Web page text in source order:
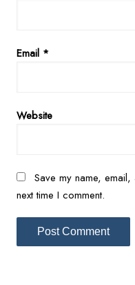
Email *
Website
Save my name,
next time I comment.